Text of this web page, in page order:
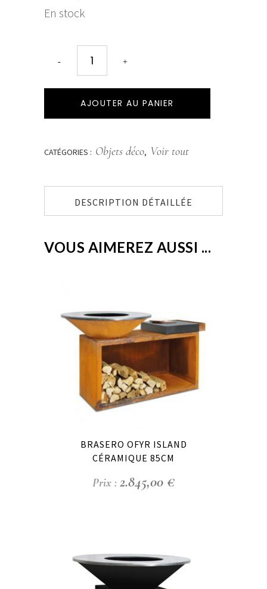
En stock
AJOUTER AU PANIER
CATÉGORIES : Objets déco, Voir tout
DESCRIPTION DÉTAILLÉE
VOUS AIMEREZ AUSSI ...
BRASERO OFYR ISLAND
CÉRAMIQUE 85CM
2.845,00 €